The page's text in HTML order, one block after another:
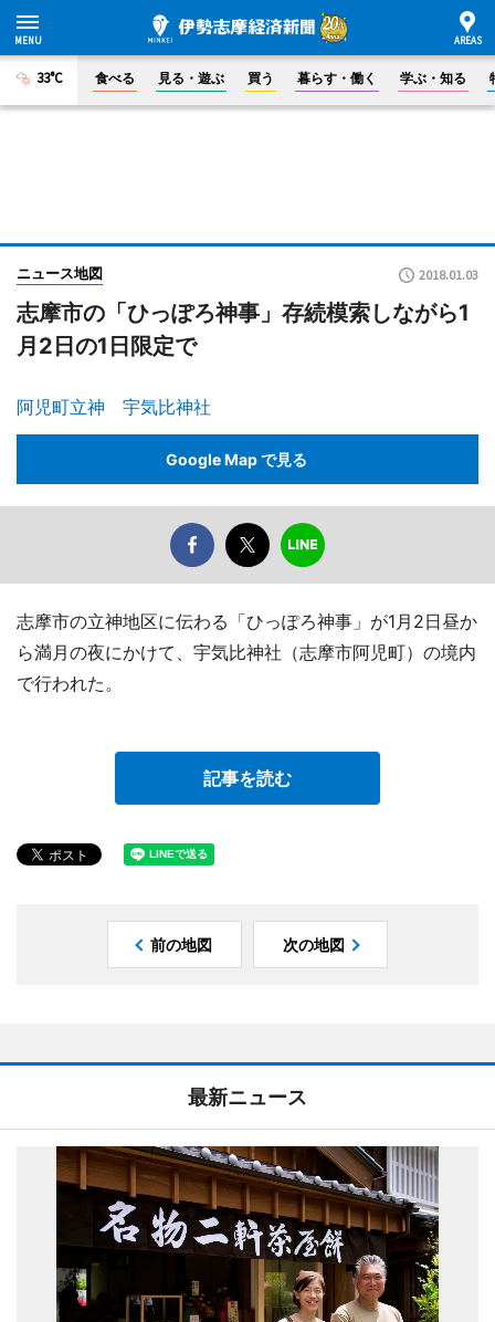
33°C 食べる 見る・遊ぶ 買う 暮らす・働く 学ぶ・知る
ニュース地図 2018.01.03
志摩市の「ひっぽろ神事」存続模索しながら1
月2日の1日限定で
阿児町立神 宇気比神社
Google Map で見る
志摩市の立神地区に伝わる「ひっぽろ神事」が1月2日昼か
ら満月の夜にかけて、宇気比神社（志摩市阿児町）の境内
で行われた。
記事を読む
前の地図 次の地図
最新ニュース